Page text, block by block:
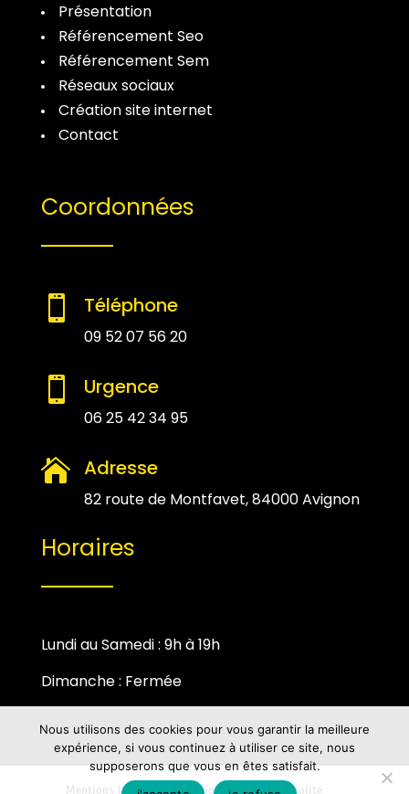
Présentation
Référencement Seo
Référencement Sem
Réseaux sociaux
Création site internet
Contact
Coordonnées
 Téléphone
09 52 07 56 20
 Urgence
06 25 42 34 95
 Adresse
82 route de Montfavet, 84000 Avignon
Horaires
Lundi au Samedi : 9h à 19h
Dimanche : Fermée
Mentions Légales Politique de Confidentialité
Nous utilisons des cookies pour vous garantir la meilleure
expérience, si vous continuez à utiliser ce site, nous
supposerons que vous en êtes satisfait.